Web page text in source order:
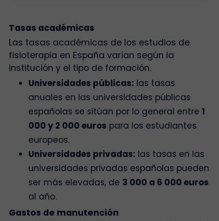
Tasas académicas
Las tasas académicas de los estudios de
fisioterapia en España varían según la
institución y el tipo de formación.
Universidades públicas: las tasas
anuales en las universidades públicas
españolas se sitúan por lo general entre 1
000 y 2 000 euros para los estudiantes
europeos.
Universidades privadas: las tasas en las
universidades privadas españolas pueden
ser más elevadas, de 3 000 a 6 000 euros
al año.
Gastos de manutención